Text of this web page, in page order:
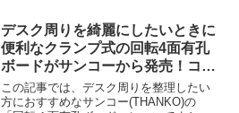
まとめていますので、よければご覧くだ
さい！
デスク周りを綺麗にしたいときに
便利なクランプ式の回転4面有孔
ボードがサンコーから発売！コン
トローラーの収納もできる！
この記事では、デスク周りを整理したい
方におすすめなサンコー(THANKO)の